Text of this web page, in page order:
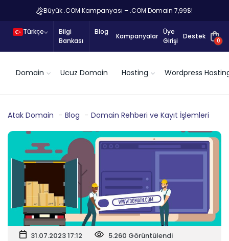
Büyük .COM Kampanyası – .COM Domain 7,99$!
Türkçe
Bilgi
Bankası
Blog
Kampanyalar
Üye
Girişi
Destek
0
Domain Ucuz Domain Hosting Wordpress
Atak Domain Blog Domain Rehberi ve Kayıt İşlemleri
31.07.2023 17:12 5.260 Görüntülendi